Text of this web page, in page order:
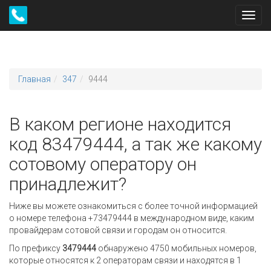
Главная 347 9444
В каком регионе находится
код 83479444, а так же какому
сотовому оператору он
принадлежит?
Ниже вы можете ознакомиться с более точной информацией
о номере телефона +73479444 в международном виде, каким
провайдерам сотовой связи и городам он относится.
По префиксу 3479444 обнаружено 4750 мобильных номеров,
которые относятся к 2 операторам связи и находятся в 1